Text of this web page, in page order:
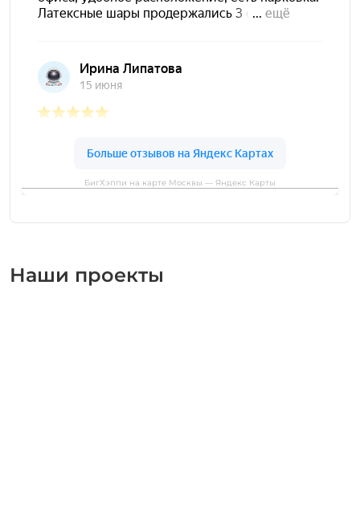
БигХэппи на карте Москвы — Яндекс Карты
Наши проекты